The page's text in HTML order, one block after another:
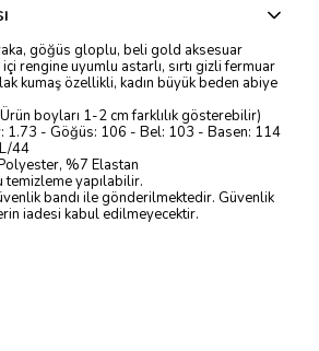
göğüs gloplu, beli gold aksesuar
içi rengine uyumlu astarlı, sırtı gizli fermuar
kumaş özellikli, kadın büyük beden abiye
boyları 1-2 cm farklılık gösterebilir)
1.73 - Göğüs: 106 - Bel: 103 - Basen: 114
44
%7 Elastan
temizleme yapılabilir.
bandı ile gönderilmektedir. Güvenlik
iadesi kabul edilmeyecektir.